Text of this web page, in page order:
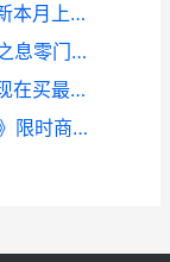
《颂钟长鸣》完成全平台布局,夏季更新本月上线 钟的颂歌高音部
6.26新大陆,《魔域口袋版》送百点时之息零门槛开荒 魔心大陆下载
五阶神器预售,魔域口袋版这三样东西现在买最划算 五阶神器预售价格
618狂欢免单锦鲤就是你,《剑网1归来》限时商店重磅开始 618锦鲤活动